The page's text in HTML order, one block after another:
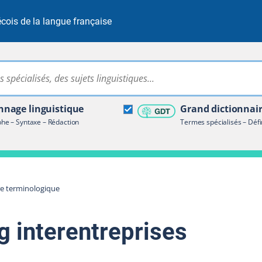
de la langue française
Rechercher dans tout le site
linguistique
– Syntaxe – Rédaction
Grand
Termes spécialisés –
terminologique
terminologique
interentreprises